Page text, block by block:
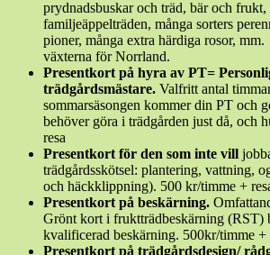
prydnadsbuskar och träd, bär och frukt,
familjeäppelträden, många sorters
pioner, många extra härdiga rosor,
växterna för Norrland.
Presentkort på hyra av PT=
trädgårdsmästare. Valfritt antal
sommarsäsongen kommer din PT och
behöver göra i trädgården just då, och
resa
Presentkort för den som inte vill
trädgårdsskötsel: plantering, vattning,
och häckklippning). 500 kr/timme +
Presentkort på beskärning.
Grönt kort i fruktträdbeskärning (RST)
kvalificerad beskärning. 500kr/timme +
Presentkort på trädgårdsdesign/